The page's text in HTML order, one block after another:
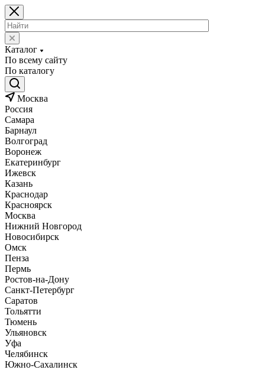
Каталог
По всему сайту
По каталогу
Москва
Россия
Самара
Барнаул
Волгоград
Воронеж
Екатеринбург
Ижевск
Казань
Краснодар
Красноярск
Москва
Нижний Новгород
Новосибирск
Омск
Пенза
Пермь
Ростов-на-Дону
Санкт-Петербург
Саратов
Тольятти
Тюмень
Ульяновск
Уфа
Челябинск
Южно-Сахалинск